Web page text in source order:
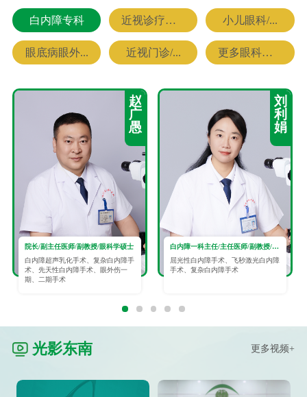
白内障专科 近视诊疗专科 小儿眼科/...
眼底病眼外... 近视门诊/... 更多眼科专家
赵
广
愚
院长/副主任医师/副教授/眼科学硕士
白内障超声乳化手术、复杂白内障手
术、先天性白内障手术、眼外伤一
期、二期手术
刘
利
娟
白内障一科主任/主任医师/副教授/眼科学硕士
屈光性白内障手术、飞秒激光白内障
手术、复杂白内障手术
光影东南 更多视频+